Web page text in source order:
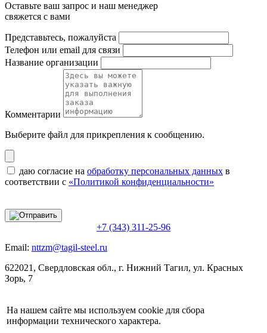
Оставьте ваш запрос и наш менеджер
свяжется с вами
Представьтесь, пожалуйста
Телефон или email для связи
Название организации
Комментарии
Выберите файл для прикрепления к сообщению.
даю согласие на обработку персональных данных в
соответствии с «Политикой конфиденциальности»
+7 (343) 311-25-96
Email: nttzm@tagil-steel.ru
622021, Свердловская обл., г. Нижний Тагил, ул. Красных
Зорь, 7
На нашем сайте мы используем cookie для сбора
информации технического характера.